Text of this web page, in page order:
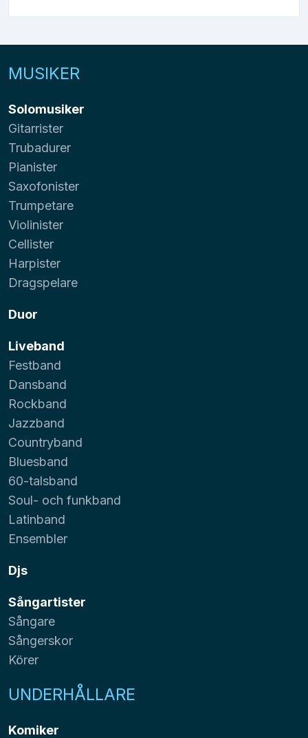
MUSIKER
Solomusiker
Gitarrister
Trubadurer
Pianister
Saxofonister
Trumpetare
Violinister
Cellister
Harpister
Dragspelare
Duor
Liveband
Festband
Dansband
Rockband
Jazzband
Countryband
Bluesband
60-talsband
Soul- och funkband
Latinband
Ensembler
Djs
Sångartister
Sångare
Sångerskor
Körer
UNDERHÅLLARE
Komiker